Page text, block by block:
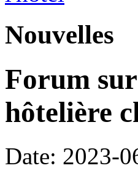
Nouvelles
Forum
hôtelière
Date: 2023-